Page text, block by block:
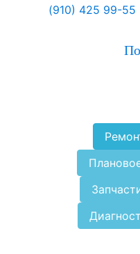
(910) 425 99-55